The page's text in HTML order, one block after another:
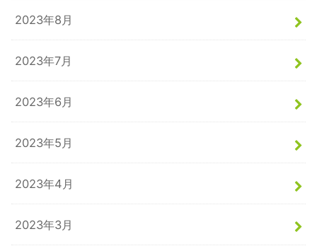
2023年8月
2023年7月
2023年6月
2023年5月
2023年4月
2023年3月